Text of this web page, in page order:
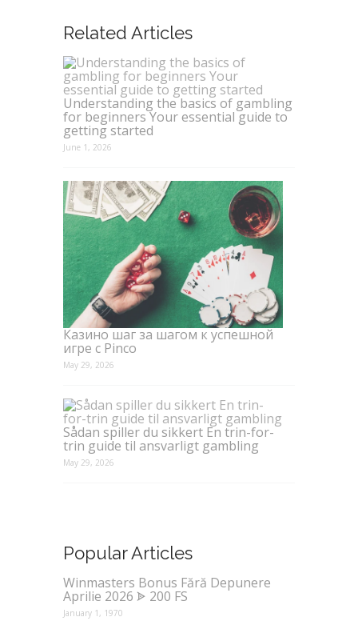
Related Articles
Understanding the basics of gambling
for beginners Your essential guide to
getting started
June 1, 2026
Казино шаг за шагом к успешной
игре с Pinco
May 29, 2026
Sådan spiller du sikkert En trin-for-
trin guide til ansvarligt gambling
May 29, 2026
Popular Articles
Winmasters Bonus Fără Depunere
Aprilie 2026 ᗎ 200 FS
January 1, 1970